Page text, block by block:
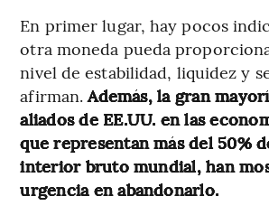
En primer lugar, hay pocos
otra moneda pueda
nivel de estabilidad, liquidez y
afirman.Además, la gran
aliados de EE.UU. en las
que representan más del 50%
interior bruto mundial, han
urgencia en abandonarlo.